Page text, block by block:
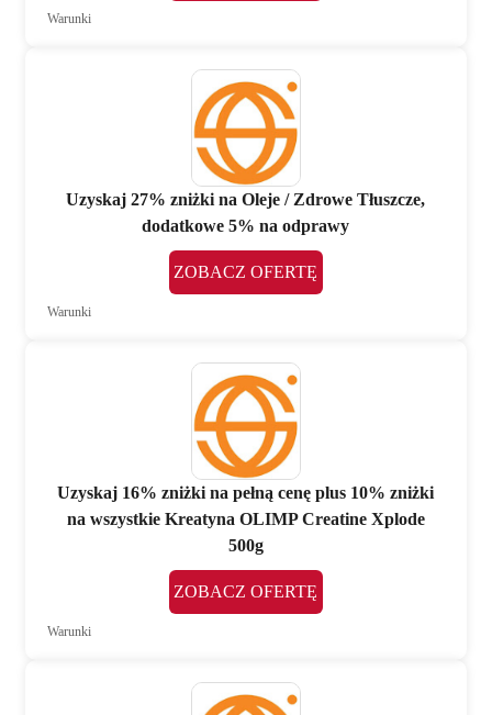
Warunki
Uzyskaj 27% zniżki na Oleje / Zdrowe Tłuszcze,
dodatkowe 5% na odprawy
ZOBACZ OFERTĘ
Warunki
Uzyskaj 16% zniżki na pełną cenę plus 10% zniżki
na wszystkie Kreatyna OLIMP Creatine Xplode
500g
ZOBACZ OFERTĘ
Warunki